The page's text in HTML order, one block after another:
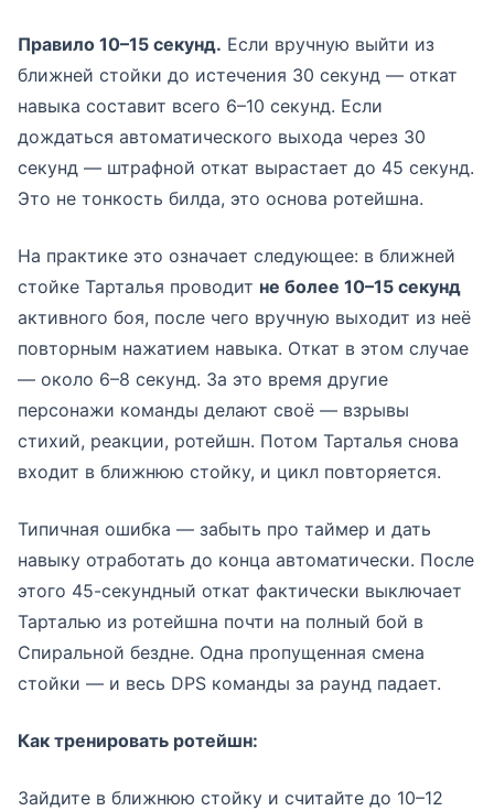
Правило 10–15 секунд. Если вручную выйти из
ближней стойки до истечения 30 секунд — откат
навыка составит всего 6–10 секунд. Если
дождаться автоматического выхода через 30
секунд — штрафной откат вырастает до 45 секунд.
Это не тонкость билда, это основа ротейшна.
На практике это означает следующее: в ближней
стойке Тарталья проводит не более 10–15 секунд
активного боя, после чего вручную выходит из неё
повторным нажатием навыка. Откат в этом случае
— около 6–8 секунд. За это время другие
персонажи команды делают своё — взрывы
стихий, реакции, ротейшн. Потом Тарталья снова
входит в ближнюю стойку, и цикл повторяется.
Типичная ошибка — забыть про таймер и дать
навыку отработать до конца автоматически. После
этого 45-секундный откат фактически выключает
Тарталью из ротейшна почти на полный бой в
Спиральной бездне. Одна пропущенная смена
стойки — и весь DPS команды за раунд падает.
Как тренировать ротейшн:
Зайдите в ближнюю стойку и считайте до 10–12